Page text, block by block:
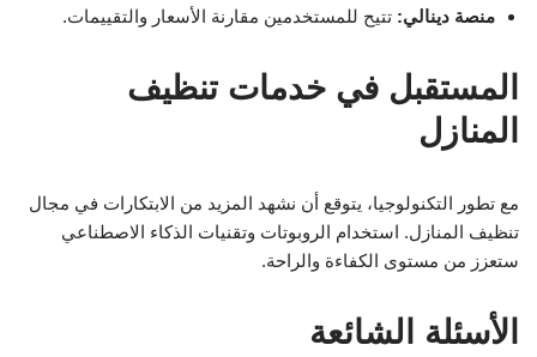
منصة دينالي: تتيح للمستخدمين مقارنة الأسعار والتقييمات.
المستقبل في خدمات تنظيف
المنازل
مع تطور التكنولوجيا، يتوقع أن نشهد المزيد من الابتكارات في مجال
تنظيف المنازل. استخدام الروبوتات وتقنيات الذكاء الاصطناعي
ستعزز من مستوى الكفاءة والراحة.
الأسئلة الشائعة